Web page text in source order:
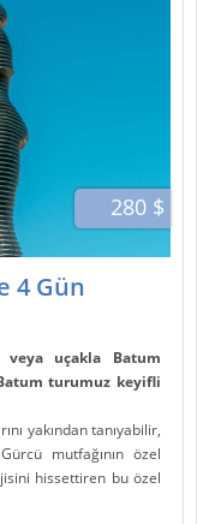
280 $
4 Gün
veya uçakla Batum
turumuz keyifli
yakından tanıyabilir,
mutfağının özel
hissettiren bu özel